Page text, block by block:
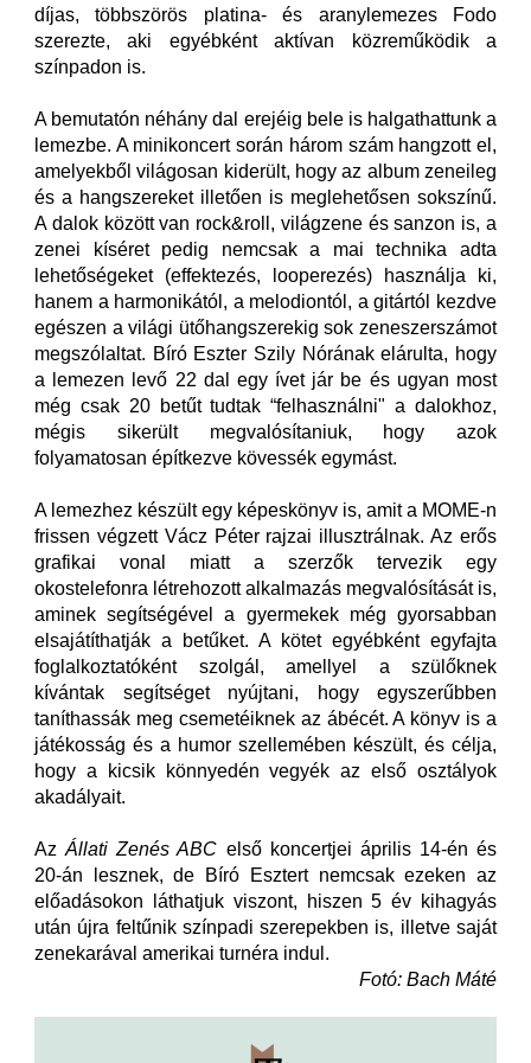
díjas, többszörös platina- és aranylemezes Fodo
szerezte, aki egyébként aktívan közreműködik a
színpadon is.
A bemutatón néhány dal erejéig bele is halgathattunk a
lemezbe. A minikoncert során három szám hangzott el,
amelyekből világosan kiderült, hogy az album zeneileg
és a hangszereket illetően is meglehetősen sokszínű.
A dalok között van rock&roll, világzene és sanzon is, a
zenei kíséret pedig nemcsak a mai technika adta
lehetőségeket (effektezés, looperezés) használja ki,
hanem a harmonikától, a melodiontól, a gitártól kezdve
egészen a világi ütőhangszerekig sok zeneszerszámot
megszólaltat. Bíró Eszter Szily Nórának elárulta, hogy
a lemezen levő 22 dal egy ívet jár be és ugyan most
még csak 20 betűt tudtak “felhasználni" a dalokhoz,
mégis sikerült megvalósítaniuk, hogy azok
folyamatosan építkezve kövessék egymást.
A lemezhez készült egy képeskönyv is, amit a MOME-n
frissen végzett Vácz Péter rajzai illusztrálnak. Az erős
grafikai vonal miatt a szerzők tervezik egy
okostelefonra létrehozott alkalmazás megvalósítását is,
aminek segítségével a gyermekek még gyorsabban
elsajátíthatják a betűket. A kötet egyébként egyfajta
foglalkoztatóként szolgál, amellyel a szülőknek
kívántak segítséget nyújtani, hogy egyszerűbben
taníthassák meg csemetéiknek az ábécét. A könyv is a
játékosság és a humor szellemében készült, és célja,
hogy a kicsik könnyedén vegyék az első osztályok
akadályait.
Az Állati Zenés ABC első koncertjei április 14-én és
20-án lesznek, de Bíró Esztert nemcsak ezeken az
előadásokon láthatjuk viszont, hiszen 5 év kihagyás
után újra feltűnik színpadi szerepekben is, illetve saját
zenekarával amerikai turnéra indul.
Fotó: Bach Máté